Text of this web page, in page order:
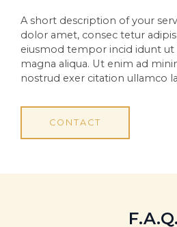
A short description of your
dolor amet, consec tetur
eiusmod tempor incid idunt
magna aliqua. Ut enim ad
nostrud exer citation ullamco
CONTACT
F.A.Q.